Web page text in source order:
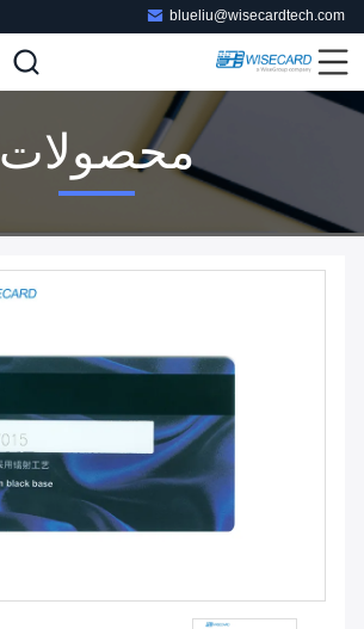
blueliu@wisecardtech.com
محصولات